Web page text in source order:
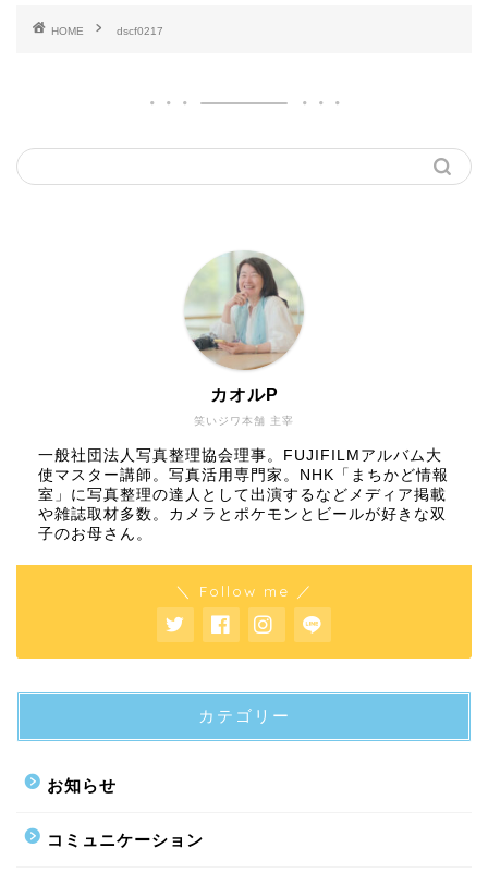
HOME dscf0217
笑いジワ本舗 主宰
カオルP
一般社団法人写真整理協会理事。FUJIFILMアルバム大
使マスター講師。写真活用専門家。NHK「まちかど情報
室」に写真整理の達人として出演するなどメディア掲載
や雑誌取材多数。カメラとポケモンとビールが好きな双
子のお母さん。
＼ Follow me ／
カテゴリー
お知らせ
コミュニケーション